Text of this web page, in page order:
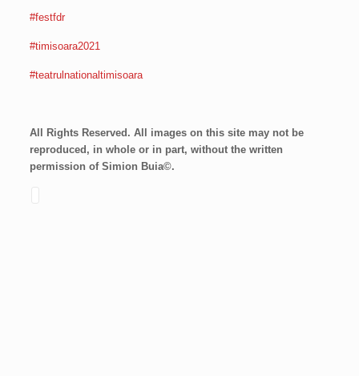
#festfdr
#timisoara2021
#teatrulnationaltimisoara
All Rights Reserved. All images on this site may not be
reproduced, in whole or in part, without the written
permission of Simion Buia©.